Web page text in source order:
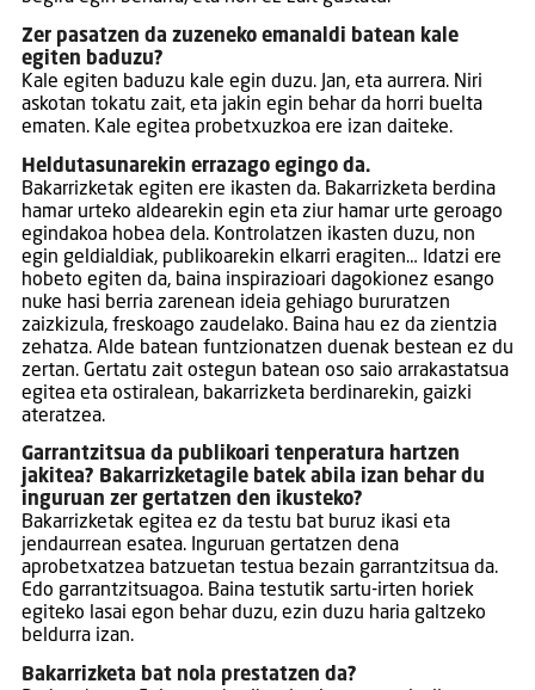
Zer pasatzen da zuzeneko emanaldi batean kale
egiten baduzu?
Kale egiten baduzu kale egin duzu. Jan, eta aurrera. Niri
askotan tokatu zait, eta jakin egin behar da horri buelta
ematen. Kale egitea probetxuzkoa ere izan daiteke.
Heldutasunarekin errazago egingo da.
Bakarrizketak egiten ere ikasten da. Bakarrizketa berdina
hamar urteko aldearekin egin eta ziur hamar urte geroago
egindakoa hobea dela. Kontrolatzen ikasten duzu, non
egin geldialdiak, publikoarekin elkarri eragiten… Idatzi ere
hobeto egiten da, baina inspirazioari dagokionez esango
nuke hasi berria zarenean ideia gehiago bururatzen
zaizkizula, freskoago zaudelako. Baina hau ez da zientzia
zehatza. Alde batean funtzionatzen duenak bestean ez du
zertan. Gertatu zait ostegun batean oso saio arrakastatsua
egitea eta ostiralean, bakarrizketa berdinarekin, gaizki
ateratzea.
Garrantzitsua da publikoari tenperatura hartzen
jakitea? Bakarrizketagile batek abila izan behar du
inguruan zer gertatzen den ikusteko?
Bakarrizketak egitea ez da testu bat buruz ikasi eta
jendaurrean esatea. Inguruan gertatzen dena
aprobetxatzea batzuetan testua bezain garrantzitsua da.
Edo garrantzitsuagoa. Baina testutik sartu-irten horiek
egiteko lasai egon behar duzu, ezin duzu haria galtzeko
beldurra izan.
Bakarrizketa bat nola prestatzen da?